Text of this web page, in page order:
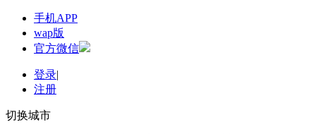
手机APP
wap版
官方微信
登录|
注册
切换城市